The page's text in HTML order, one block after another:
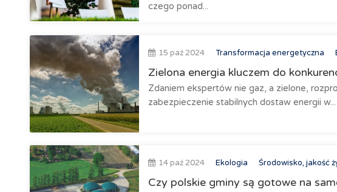
czego ponad...
15 paź 2024 Transformacja energetyczna
Zielona energia kluczem do
Zdaniem ekspertów nie gaz, a zielone,
zabezpieczenie stabilnych dostaw energii w...
14 paź 2024 Ekologia Środowisko, jakość
Czy polskie gminy są gotowe na